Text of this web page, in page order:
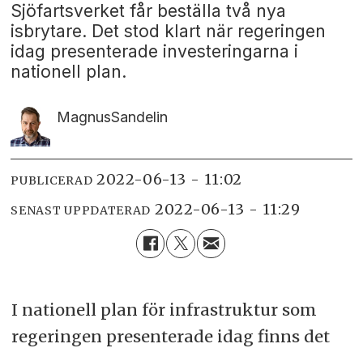
Sjöfartsverket får beställa två nya
isbrytare. Det stod klart när regeringen
idag presenterade investeringarna i
nationell plan.
MagnusSandelin
PUBLICERAD 2022-06-13 - 11:02
SENAST UPPDATERAD 2022-06-13 - 11:29
I nationell plan för infrastruktur som
regeringen presenterade idag finns det